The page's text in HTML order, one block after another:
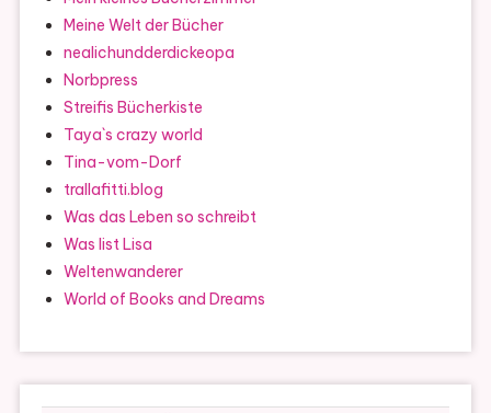
Meine Welt der Bücher
nealichundderdickeopa
Norbpress
Streifis Bücherkiste
Taya`s crazy world
Tina-vom-Dorf
trallafitti.blog
Was das Leben so schreibt
Was list Lisa
Weltenwanderer
World of Books and Dreams